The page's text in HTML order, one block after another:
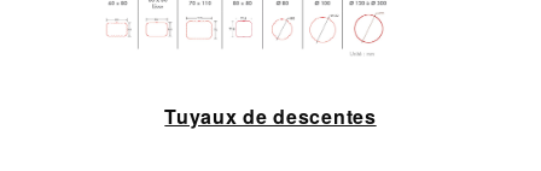
Tuyaux de descentes